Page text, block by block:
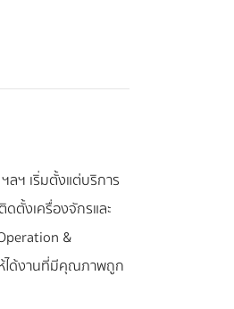
ลฯ เริ่มตั้งแต่บริการ
ตั้งเครื่องจักรและ
&
ห้ได้งานที่มีคุณภาพถูก